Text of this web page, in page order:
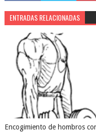
ENTRADAS RELACIONADAS
Encogimiento de hombros